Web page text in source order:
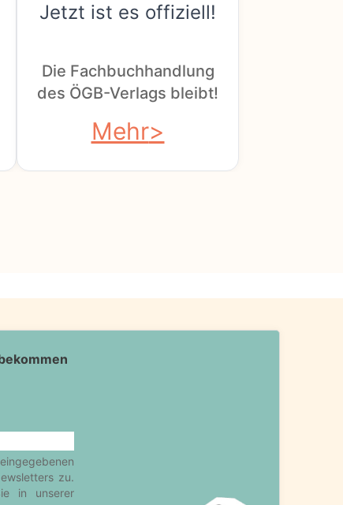
Jetzt ist es offiziell!
Die Fachbuchhandlung
des ÖGB-Verlags bleibt!
Mehr